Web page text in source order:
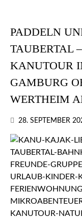
PADDELN
TAUBERTAL
KANUTOUR
GAMBURG
WERTHEIM
28. SEPTEMBER